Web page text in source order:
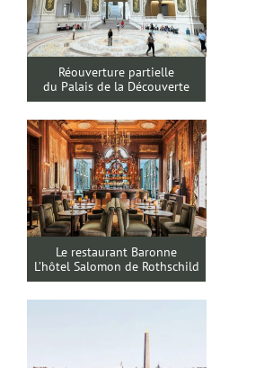
Réouverture partielle
du Palais de la Découverte
Le restaurant Baronne
L’hôtel Salomon de Rothschild